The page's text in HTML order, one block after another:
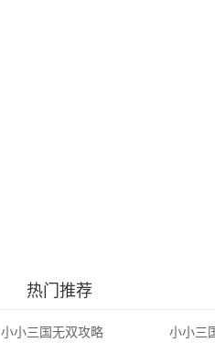
热门推荐
小小三国无双攻略 小小三